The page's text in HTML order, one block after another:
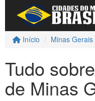
Início Minas Gerais
Tudo
de Minas